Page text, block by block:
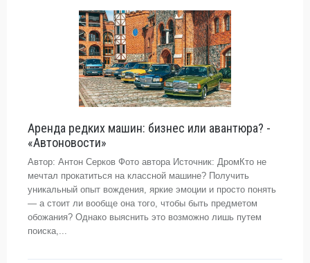
Аренда редких машин: бизнес или авантюра? -
«Автоновости»
Автор: Антон Серков Фото автора Источник: ДромКто не
мечтал прокатиться на классной машине? Получить
уникальный опыт вождения, яркие эмоции и просто понять
— а стоит ли вообще она того, чтобы быть предметом
обожания? Однако выяснить это возможно лишь путем
поиска,...